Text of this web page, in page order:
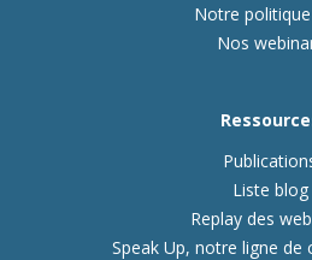
Notre politique
Nos
Liste blog
Replay des
Speak Up, notre ligne de